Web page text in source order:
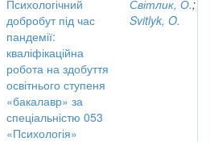
Психологічний
добробут під час
пандемії:
кваліфікаційна
робота на здобуття
освітнього ступеня
«бакалавр» за
спеціальністю 053
«Психологія»
Світлик, О.;
Svitlyk, O.